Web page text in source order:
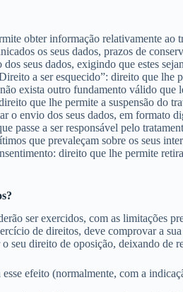
obter informação relativamente ao
os seus dados, prazos de
seus dados, exigindo que estes
a ser esquecido”: direito que lhe
exista outro fundamento válido
que lhe permite a suspensão do
o envio dos seus dados, em formato
passe a ser responsável pelo
que prevaleçam sobre os seus
direito que lhe permite
ser exercidos, com as limitações
de direitos, deve comprovar a
seu direito de oposição, deixando
efeito (normalmente, com a